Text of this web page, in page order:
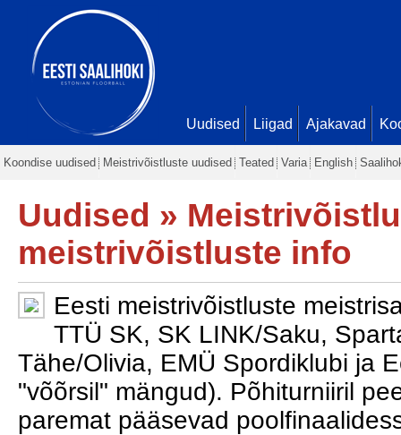
Uudised Liigad Ajakavad
Koondise uudised Meistrivõistluste uudised Teated Varia English
Uudised »
meistrivõistluste info
Eesti meistrivõistluste
TTÜ SK, SK LINK/Saku,
Tähe/Olivia, EMÜ Spordiklubi ja
"võõrsil" mängud). Põhiturniiril
paremat pääsevad